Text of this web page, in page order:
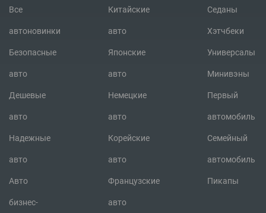
Все
автоновинки
Безопасные
авто
Дешевые
авто
Надежные
авто
Авто
бизнес-
Китайские
авто
Японские
авто
Немецкие
авто
Корейские
авто
Французские
авто
Седаны
Хэтчбеки
Универсалы
Минивэны
Первый
автомобиль
Семейный
автомобиль
Пикапы